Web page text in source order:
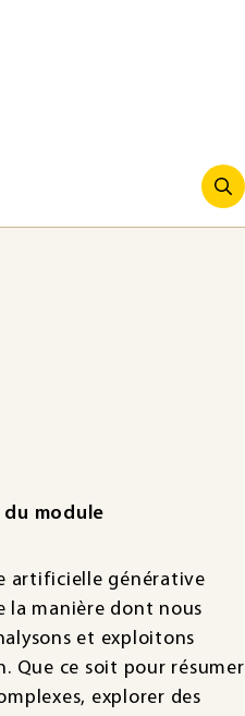
module
artificielle générative
la manière dont nous
et exploitons
Que ce soit pour résumer
explorer des